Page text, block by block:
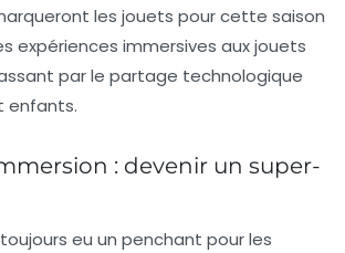
les jouets pour cette saison
expériences immersives aux jouets
par le partage technologique
enfants.
: devenir un super-
eu un penchant pour les